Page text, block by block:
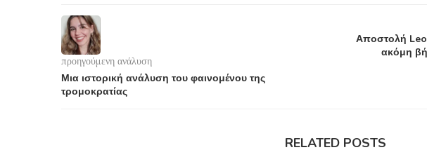
προηγούμενη ανάλυση
Μια ιστορική ανάλυση του φαινομένου της
τρομοκρατίας
Αποστολή
ακόμη
RELATED POSTS